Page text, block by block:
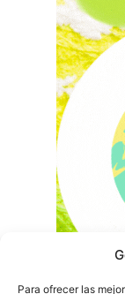
Para ofrecer las